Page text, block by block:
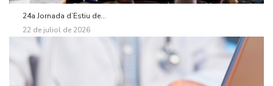
24a Jornada d’Estiu de...
22 de juliol de 2026